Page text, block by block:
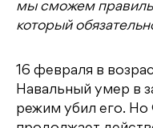
мы сможем
который
16 февраля в
Навальный умер в
режим убил его. Но